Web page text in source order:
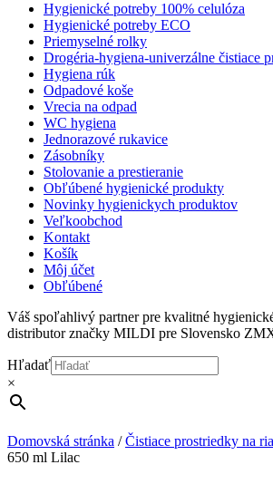
Hygienické potreby 100% celulóza
Hygienické potreby ECO
Priemyselné rolky
Drogéria-hygiena-univerzálne čistiace
Hygiena rúk
Odpadové koše
Vrecia na odpad
WC hygiena
Jednorazové rukavice
Zásobníky
Stolovanie a prestieranie
Obľúbené hygienické produkty
Novinky hygienickych produktov
Veľkoobchod
Kontakt
Košík
Môj účet
Obľúbené
Váš spoľahlivý partner pre kvalitné
distributor značky MILDI pre Slovensko
Hľadať
×
Domovská stránka /Čistiace prostriedky na
650 ml Lilac